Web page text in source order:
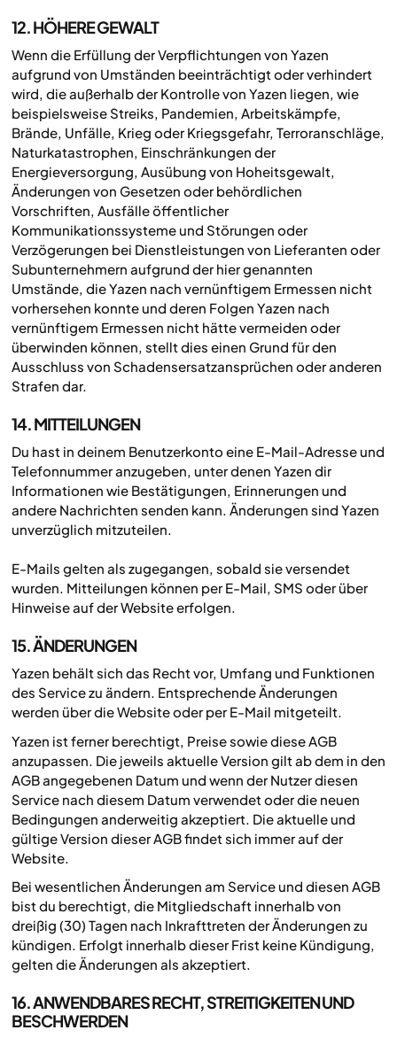
12. HÖHERE GEWALT
Wenn die Erfüllung der Verpflichtungen von Yazen
aufgrund von Umständen beeinträchtigt oder verhindert
wird, die außerhalb der Kontrolle von Yazen liegen, wie
beispielsweise Streiks, Pandemien, Arbeitskämpfe,
Brände, Unfälle, Krieg oder Kriegsgefahr, Terroranschläge,
Naturkatastrophen, Einschränkungen der
Energieversorgung, Ausübung von Hoheitsgewalt,
Änderungen von Gesetzen oder behördlichen
Vorschriften, Ausfälle öffentlicher
Kommunikationssysteme und Störungen oder
Verzögerungen bei Dienstleistungen von Lieferanten oder
Subunternehmern aufgrund der hier genannten
Umstände, die Yazen nach vernünftigem Ermessen nicht
vorhersehen konnte und deren Folgen Yazen nach
vernünftigem Ermessen nicht hätte vermeiden oder
überwinden können, stellt dies einen Grund für den
Ausschluss von Schadensersatzansprüchen oder anderen
Strafen dar.
14. MITTEILUNGEN
Du hast in deinem Benutzerkonto eine E-Mail-Adresse und
Telefonnummer anzugeben, unter denen Yazen dir
Informationen wie Bestätigungen, Erinnerungen und
andere Nachrichten senden kann. Änderungen sind Yazen
unverzüglich mitzuteilen.
E-Mails gelten als zugegangen, sobald sie versendet
wurden. Mitteilungen können per E-Mail, SMS oder über
Hinweise auf der Website erfolgen.
15. ÄNDERUNGEN
Yazen behält sich das Recht vor, Umfang und Funktionen
des Service zu ändern. Entsprechende Änderungen
werden über die Website oder per E-Mail mitgeteilt.
Yazen ist ferner berechtigt, Preise sowie diese AGB
anzupassen. Die jeweils aktuelle Version gilt ab dem in den
AGB angegebenen Datum und wenn der Nutzer diesen
Service nach diesem Datum verwendet oder die neuen
Bedingungen anderweitig akzeptiert. Die aktuelle und
gültige Version dieser AGB findet sich immer auf der
Website.
Bei wesentlichen Änderungen am Service und diesen AGB
bist du berechtigt, die Mitgliedschaft innerhalb von
dreißig (30) Tagen nach Inkrafttreten der Änderungen zu
kündigen. Erfolgt innerhalb dieser Frist keine Kündigung,
gelten die Änderungen als akzeptiert.
16. ANWENDBARES RECHT, STREITIGKEITEN UND
BESCHWERDEN